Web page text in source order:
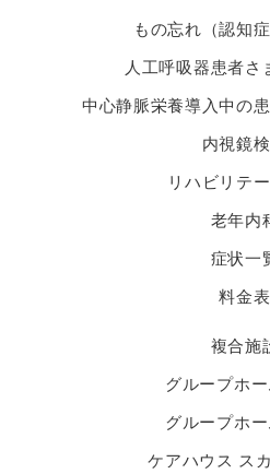
もの忘れ（認知
人工呼吸器患者さ
中心静脈栄養導入中の
内視鏡
リハビリテ
老年内
症状一
料金表
複合施
グループホ
グループホ
ケアハウス ス